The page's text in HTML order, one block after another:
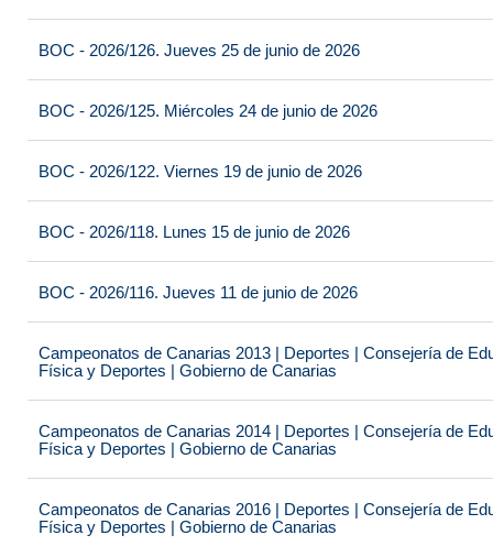
BOC - 2026/126. Jueves 25 de junio de 2026
BOC - 2026/125. Miércoles 24 de junio de 2026
BOC - 2026/122. Viernes 19 de junio de 2026
BOC - 2026/118. Lunes 15 de junio de 2026
BOC - 2026/116. Jueves 11 de junio de 2026
Campeonatos de Canarias 2013 | Deportes | Consejería de
Física y Deportes | Gobierno de Canarias
Campeonatos de Canarias 2014 | Deportes | Consejería de
Física y Deportes | Gobierno de Canarias
Campeonatos de Canarias 2016 | Deportes | Consejería de
Física y Deportes | Gobierno de Canarias